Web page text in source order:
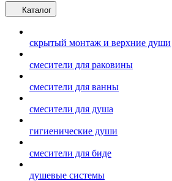
Каталог
скрытый монтаж и верхние души
смесители для раковины
смесители для ванны
смесители для душа
гигиенические души
смесители для биде
душевые системы